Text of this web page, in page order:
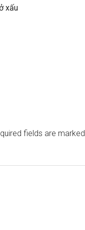
xấu
fields are marked